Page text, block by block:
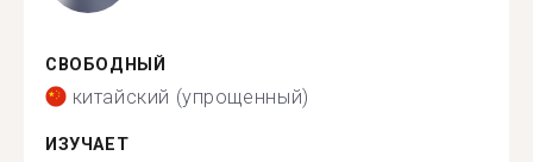
СВОБОДНЫЙ
китайский (упрощенный)
ИЗУЧАЕТ